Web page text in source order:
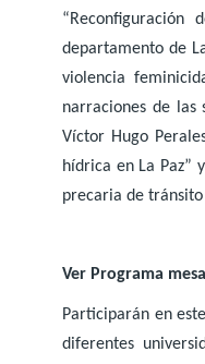
departamento de
violencia
narraciones de las
Víctor Hugo
hídrica en La Paz”
precaria de
Ver Programa
Participarán en
diferentes